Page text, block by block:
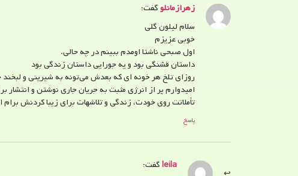
زهرازمانلوگفت:
سلام لیلون گلی
خوبی عزیزم
اول صبحی ناشتا اومدم ببینم در چه حالی.
داستان قشنگی بود و یه جورایی داستان زندگی بود
روزای تلخ هر خونه ای که بعدش می‌تونه به شیرینی و
امیدوارم پر از انرژی مثبت به جریان جاری نوشتن و انتشار
تأملاتت روی خودت، زندگی و تلاشهات برای زیبا کردنش
پاسخ
leilaگفت: